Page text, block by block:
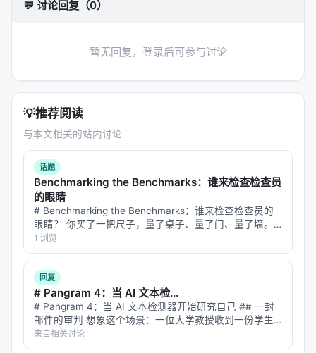
想象一下这个场景：你下班前给 Cursor 的云端
码，确保所有测试通过"。然后你关上电脑，去吃饭、
散步、看电影。两小时后，手机弹出通知："重构完
成，3 个测试需要确认。" 你掏出手机，查看 diff，确
认后让 Agent 继续下一步。
这不是"辅助编程"，这是
在成为真正的"远程同事"——不需要工位、不需要咖
啡、不需要休息，但可以持续为你工作。而你，只需
要在关键节点做决策。
---
信号三：聪明的调度比傻堆算力更有效
Cognition 今天推出的 Devin Fusion，讲了一个朴素
但深刻的道理：不是所有任务都需要最聪明的模型来
做。
Devin Fusion 是一个混合模型调度框架。它把代码任
💬 讨论回复（0）
暂无回复，登录后可参与讨论
💡推荐阅读
与本文相关的站内讨论
话题
Benchmarking the Benchmarks：谁来检查检查员
的眼睛
# Benchmarking the Benchmarks：谁来检查检查员的
眼睛？ 你买了一把尺子，量了桌子、量了门、量了墙。
然后有人问你：这把尺子准吗？你说：准啊，我量了好多
次，每次都一样。但问题是——尺子准不准，和它量出来
的东西一不一…
1 浏览
回复
# Pangram 4：当 AI 文本检...
# Pangram 4：当 AI 文本检测器开始研究自己 ## 一封
邮件的审判 想象这个场景：一位大学教授收到一份学生
论文。文笔流畅，论证清晰，引用规范。但教授心里有一
丝疑虑——这学期 ChatGPT 发布了新版本，班上突然多
来自相关讨论